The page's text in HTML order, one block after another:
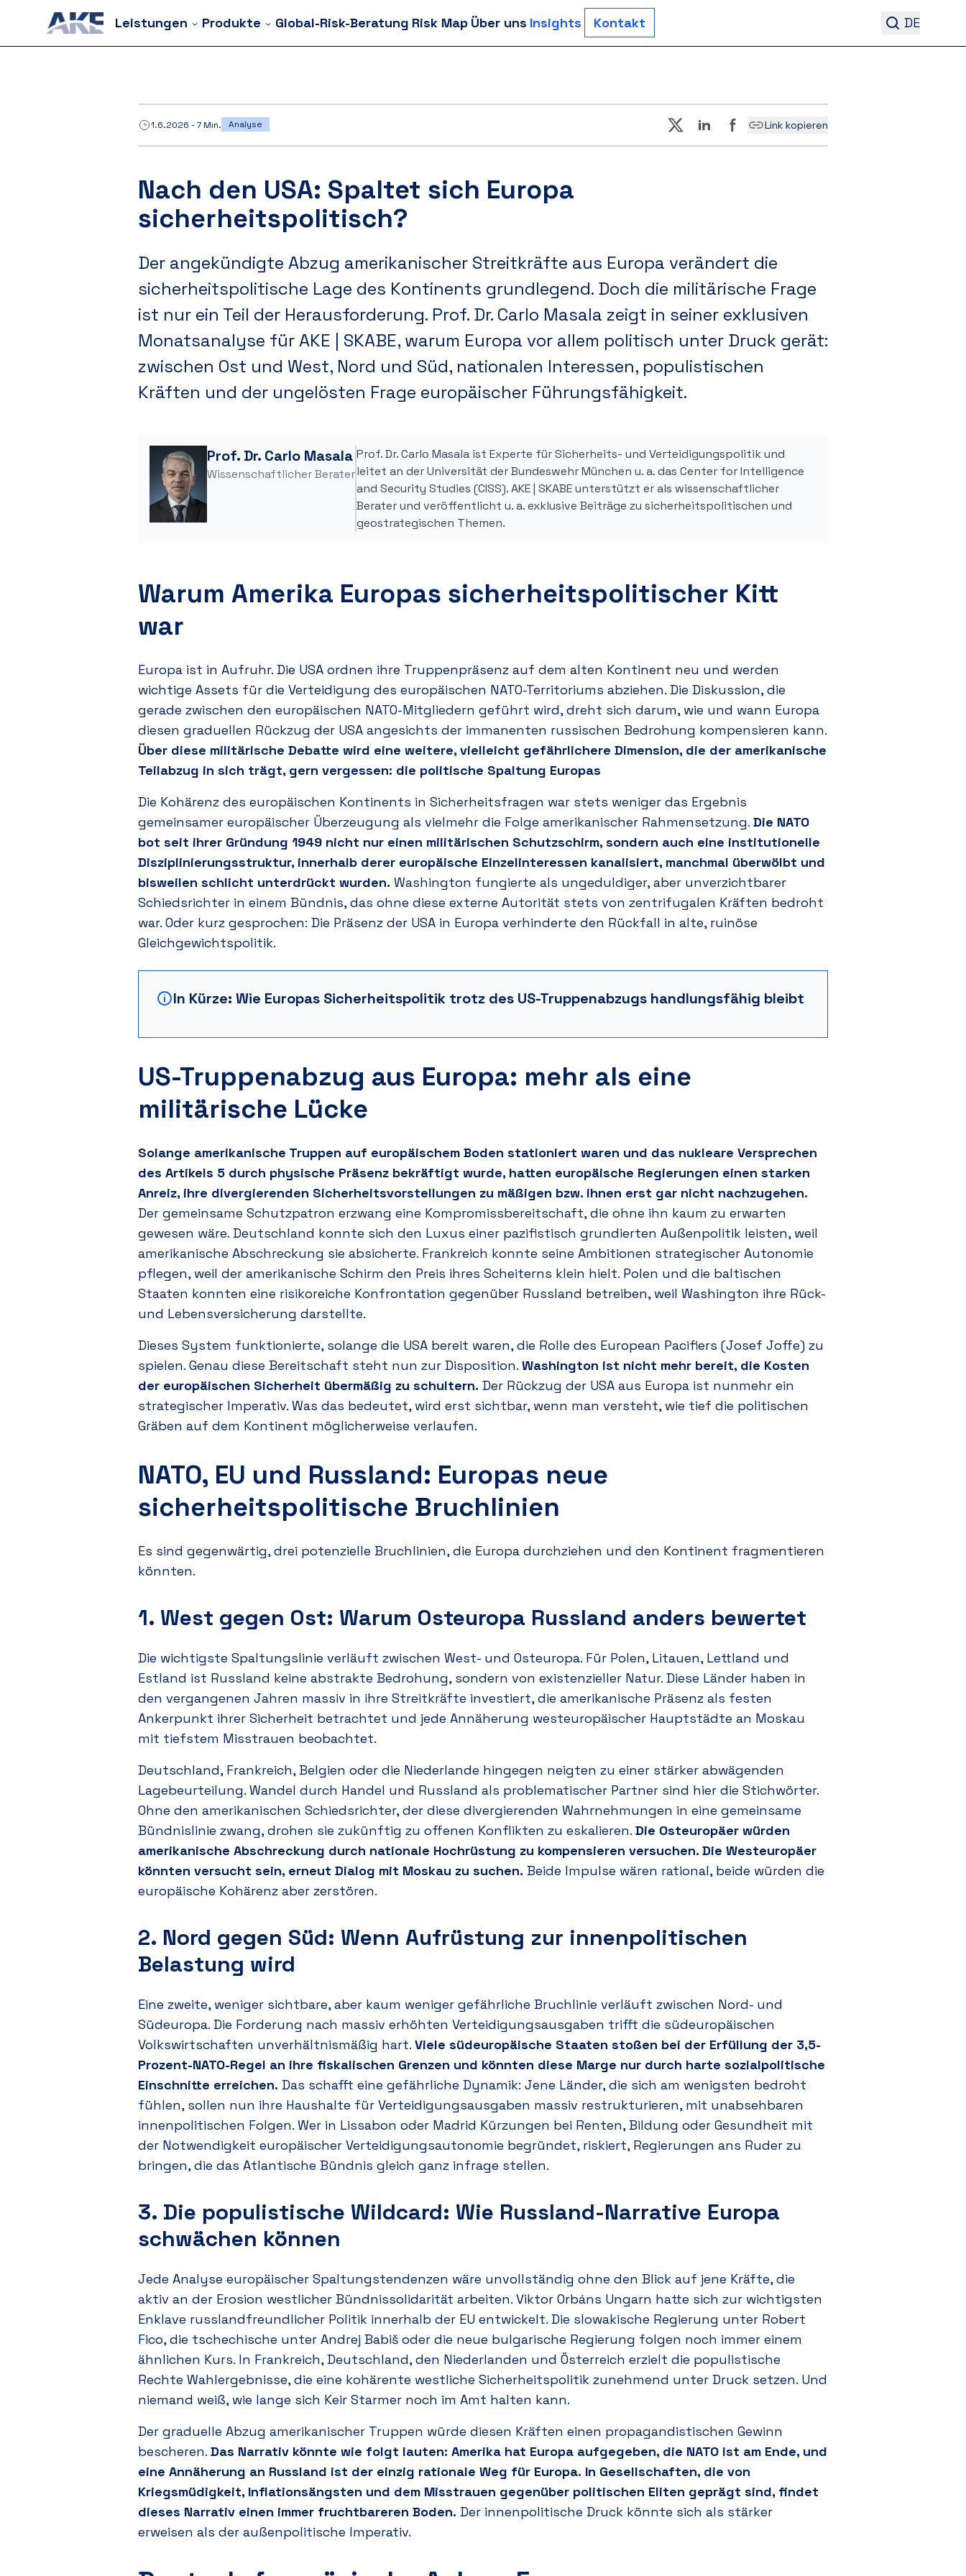
Leistungen Produkte Global-Risk-Beratung Risk Map Über uns Insights Kontakt DE
1.6.2026 -7 Min. Analyse Link kopieren
Nach den USA: Spaltet sich Europa
sicherheitspolitisch?
Der angekündigte Abzug amerikanischer Streitkräfte aus Europa verändert die
sicherheitspolitische Lage des Kontinents grundlegend. Doch die militärische Frage
ist nur ein Teil der Herausforderung. Prof. Dr. Carlo Masala zeigt in seiner exklusiven
Monatsanalyse für AKE | SKABE, warum Europa vor allem politisch unter Druck gerät:
zwischen Ost und West, Nord und Süd, nationalen Interessen, populistischen
Kräften und der ungelösten Frage europäischer Führungsfähigkeit.
Prof. Dr. Carlo Masala
Wissenschaftlicher Berater
Prof. Dr. Carlo Masala ist Experte für Sicherheits- und Verteidigungspolitik und
leitet an der Universität der Bundeswehr München u. a. das Center for Intelligence
and Security Studies (CISS). AKE | SKABE unterstützt er als wissenschaftlicher
Berater und veröffentlicht u. a. exklusive Beiträge zu sicherheitspolitischen und
geostrategischen Themen.
Warum Amerika Europas sicherheitspolitischer Kitt
war
Europa ist in Aufruhr. Die USA ordnen ihre Truppenpräsenz auf dem alten Kontinent neu und werden
wichtige Assets für die Verteidigung des europäischen NATO-Territoriums abziehen. Die Diskussion, die
gerade zwischen den europäischen NATO-Mitgliedern geführt wird, dreht sich darum, wie und wann Europa
diesen graduellen Rückzug der USA angesichts der immanenten russischen Bedrohung kompensieren kann.
Über diese militärische Debatte wird eine weitere, vielleicht gefährlichere Dimension, die der amerikanische
Teilabzug in sich trägt, gern vergessen: die politische Spaltung Europas
Die Kohärenz des europäischen Kontinents in Sicherheitsfragen war stets weniger das Ergebnis
gemeinsamer europäischer Überzeugung als vielmehr die Folge amerikanischer Rahmensetzung. Die NATO
bot seit ihrer Gründung 1949 nicht nur einen militärischen Schutzschirm, sondern auch eine institutionelle
Disziplinierungsstruktur, innerhalb derer europäische Einzelinteressen kanalisiert, manchmal überwölbt und
bisweilen schlicht unterdrückt wurden. Washington fungierte als ungeduldiger, aber unverzichtbarer
Schiedsrichter in einem Bündnis, das ohne diese externe Autorität stets von zentrifugalen Kräften bedroht
war. Oder kurz gesprochen: Die Präsenz der USA in Europa verhinderte den Rückfall in alte, ruinöse
Gleichgewichtspolitik.
In Kürze: Wie Europas Sicherheitspolitik trotz des US-Truppenabzugs handlungsfähig bleibt
US-Truppenabzug aus Europa: mehr als eine
militärische Lücke
Solange amerikanische Truppen auf europäischem Boden stationiert waren und das nukleare Versprechen
des Artikels 5 durch physische Präsenz bekräftigt wurde, hatten europäische Regierungen einen starken
Anreiz, ihre divergierenden Sicherheitsvorstellungen zu mäßigen bzw. ihnen erst gar nicht nachzugehen.
Der gemeinsame Schutzpatron erzwang eine Kompromissbereitschaft, die ohne ihn kaum zu erwarten
gewesen wäre. Deutschland konnte sich den Luxus einer pazifistisch grundierten Außenpolitik leisten, weil
amerikanische Abschreckung sie absicherte. Frankreich konnte seine Ambitionen strategischer Autonomie
pflegen, weil der amerikanische Schirm den Preis ihres Scheiterns klein hielt. Polen und die baltischen
Staaten konnten eine risikoreiche Konfrontation gegenüber Russland betreiben, weil Washington ihre Rück-
und Lebensversicherung darstellte.
Dieses System funktionierte, solange die USA bereit waren, die Rolle des European Pacifiers (Josef Joffe) zu
spielen. Genau diese Bereitschaft steht nun zur Disposition. Washington ist nicht mehr bereit, die Kosten
der europäischen Sicherheit übermäßig zu schultern. Der Rückzug der USA aus Europa ist nunmehr ein
strategischer Imperativ. Was das bedeutet, wird erst sichtbar, wenn man versteht, wie tief die politischen
Gräben auf dem Kontinent möglicherweise verlaufen.
NATO, EU und Russland: Europas neue
sicherheitspolitische Bruchlinien
Es sind gegenwärtig, drei potenzielle Bruchlinien, die Europa durchziehen und den Kontinent fragmentieren
könnten.
1. West gegen Ost: Warum Osteuropa Russland anders bewertet
Die wichtigste Spaltungslinie verläuft zwischen West- und Osteuropa. Für Polen, Litauen, Lettland und
Estland ist Russland keine abstrakte Bedrohung, sondern von existenzieller Natur. Diese Länder haben in
den vergangenen Jahren massiv in ihre Streitkräfte investiert, die amerikanische Präsenz als festen
Ankerpunkt ihrer Sicherheit betrachtet und jede Annäherung westeuropäischer Hauptstädte an Moskau
mit tiefstem Misstrauen beobachtet.
Deutschland, Frankreich, Belgien oder die Niederlande hingegen neigten zu einer stärker abwägenden
Lagebeurteilung. Wandel durch Handel und Russland als problematischer Partner sind hier die Stichwörter.
Ohne den amerikanischen Schiedsrichter, der diese divergierenden Wahrnehmungen in eine gemeinsame
Bündnislinie zwang, drohen sie zukünftig zu offenen Konflikten zu eskalieren. Die Osteuropäer würden
amerikanische Abschreckung durch nationale Hochrüstung zu kompensieren versuchen. Die Westeuropäer
könnten versucht sein, erneut Dialog mit Moskau zu suchen. Beide Impulse wären rational, beide würden die
europäische Kohärenz aber zerstören.
2. Nord gegen Süd: Wenn Aufrüstung zur innenpolitischen
Belastung wird
Eine zweite, weniger sichtbare, aber kaum weniger gefährliche Bruchlinie verläuft zwischen Nord- und
Südeuropa. Die Forderung nach massiv erhöhten Verteidigungsausgaben trifft die südeuropäischen
Volkswirtschaften unverhältnismäßig hart. Viele südeuropäische Staaten stoßen bei der Erfüllung der 3,5-
Prozent-NATO-Regel an ihre fiskalischen Grenzen und könnten diese Marge nur durch harte sozialpolitische
Einschnitte erreichen. Das schafft eine gefährliche Dynamik: Jene Länder, die sich am wenigsten bedroht
fühlen, sollen nun ihre Haushalte für Verteidigungsausgaben massiv restrukturieren, mit unabsehbaren
innenpolitischen Folgen. Wer in Lissabon oder Madrid Kürzungen bei Renten, Bildung oder Gesundheit mit
der Notwendigkeit europäischer Verteidigungsautonomie begründet, riskiert, Regierungen ans Ruder zu
bringen, die das Atlantische Bündnis gleich ganz infrage stellen.
3. Die populistische Wildcard: Wie Russland-Narrative Europa
schwächen können
Jede Analyse europäischer Spaltungstendenzen wäre unvollständig ohne den Blick auf jene Kräfte, die
aktiv an der Erosion westlicher Bündnissolidarität arbeiten. Viktor Orbáns Ungarn hatte sich zur wichtigsten
Enklave russlandfreundlicher Politik innerhalb der EU entwickelt. Die slowakische Regierung unter Robert
Fico, die tschechische unter Andrej Babiš oder die neue bulgarische Regierung folgen noch immer einem
ähnlichen Kurs. In Frankreich, Deutschland, den Niederlanden und Österreich erzielt die populistische
Rechte Wahlergebnisse, die eine kohärente westliche Sicherheitspolitik zunehmend unter Druck setzen. Und
niemand weiß, wie lange sich Keir Starmer noch im Amt halten kann.
Der graduelle Abzug amerikanischer Truppen würde diesen Kräften einen propagandistischen Gewinn
bescheren. Das Narrativ könnte wie folgt lauten: Amerika hat Europa aufgegeben, die NATO ist am Ende, und
eine Annäherung an Russland ist der einzig rationale Weg für Europa. In Gesellschaften, die von
Kriegsmüdigkeit, Inflationsängsten und dem Misstrauen gegenüber politischen Eliten geprägt sind, findet
dieses Narrativ einen immer fruchtbareren Boden. Der innenpolitische Druck könnte sich als stärker
erweisen als der außenpolitische Imperativ.